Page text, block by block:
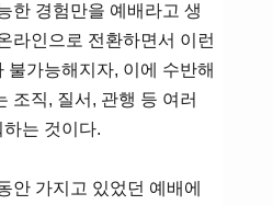
한 경험만을 예배라고 생
라인으로 전환하면서 이런
불가능해지자, 이에 수반해
조직, 질서, 관행 등 여러
는 것이다.
안 가지고 있었던 예배에